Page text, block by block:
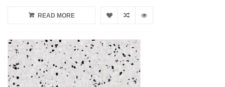
READ MORE